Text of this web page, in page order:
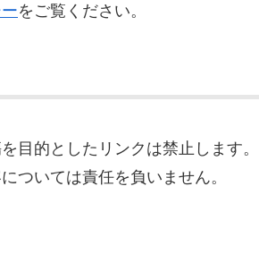
をご覧ください。
目的としたリンクは禁止します。
ついては責任を負いません。